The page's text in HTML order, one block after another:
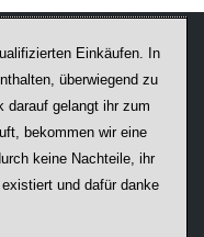
Einkäufen. In
überwiegend zu
darauf ge­lan­gt ihr zum
bekommen wir ei­ne
keine Nachteile, ihr
und dafür danke